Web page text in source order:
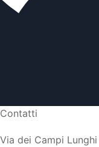
Contatti
Via dei Campi